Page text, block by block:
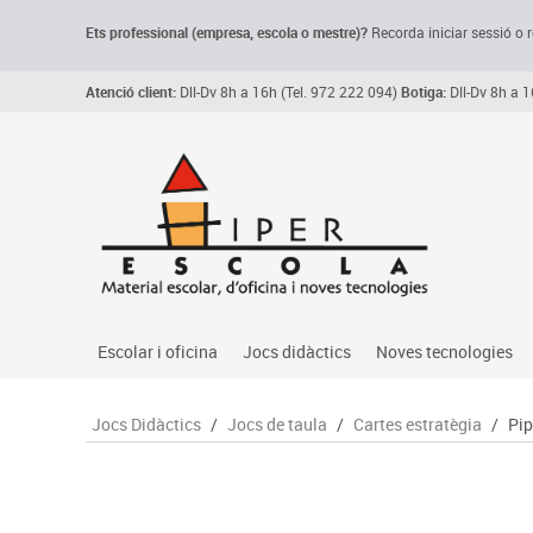
Ets professional (empresa, escolao mestre)? Recorda iniciar sessió o
Atenció client: Dll-Dv 8h a 16h (Tel. 972 222 094)Botiga: Dll-Dv 8h a
Escolar i oficina
Arxiu, carpetes i classificadors
Jocs didàctics
Primeres edats
Noves tecnologies
Audio
Jocs Didàctics / Jocs de taula / Cartes estratègia /